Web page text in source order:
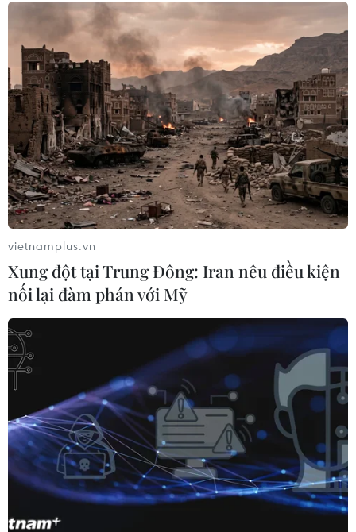
chủ 10 công nghệ lõi vào năm 2030
06/08/2026 04:38
Việt Nam và Lào thúc đẩy hợp tác
khoa học
05/08/2026 23:43
Phát triển mô hình AI giải mã “ngôn
ngữ của não bộ”
05/08/2026 23:26
Ngoại giao khoa học-
công nghệ trở thành trụ cột mới của
nền đối ngoại Việt Nam
05/08/2026 14:56
Bế mạc Techfest Hải Phòng 2026:
Lan tỏa tinh thần đổi mới, khát vọng
phát triển
05/08/2026 12:58
vietnamplus.vn
Xung đột tại Trung Đông: Iran nêu điều kiện
nối lại đàm phán với Mỹ